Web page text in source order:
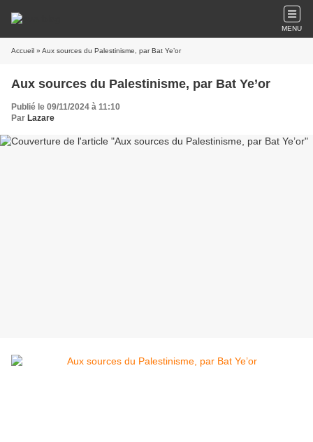
MENU
Accueil » Aux sources du Palestinisme, par Bat Ye’or
Aux sources du Palestinisme, par Bat Ye’or
Publié le 09/11/2024 à 11:10
Par Lazare